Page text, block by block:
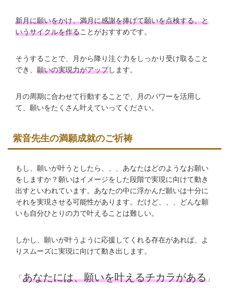
新月に願いをかけ、満月に感謝を捧げて願いを点検する、と
いうサイクルを作ることがおすすめです。
そうすることで、月から降り注ぐ力をしっかり受け取ること
でき、 願いの実現力がアップします。
月の周期に合わせて行動することで、月のパワーを活用し
て、願いをたくさん叶えていってください。
紫音先生の満願成就のご祈祷
もし、願いが叶うとしたら、、、あなたはどのようなお願い
をしますか？願いはイメージをした段階で実現に向けて動き
出すといわれています。あなたの中に浮かんだ願いは十分に
それを実現させる可能性があります。だけど、、、どんな願
いも自分ひとりの力で叶えることは難しい。
しかし、願いが叶うように応援してくれる存在があれば、よ
りスムーズに実現に向けて動き出します。
「あなたには、願いを叶えるチカラがある 」